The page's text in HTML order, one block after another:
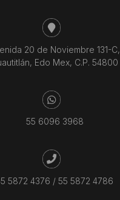
20 de Noviembre 131-C,
Edo Mex, C.P. 54800
55 6096 3968
5872 4376 / 55 5872 4786